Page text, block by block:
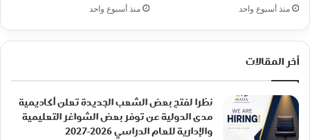
منذ أسبوع واحد منذ أسبوع واحد
أخر المقالات
نظرا لفتح بعض الشعب الجديدة تعلن أكاديمية
مدى الدولية عن توفر بعض الشواغر التعليمية
والإدارية للعام الدراسي 2026-2027